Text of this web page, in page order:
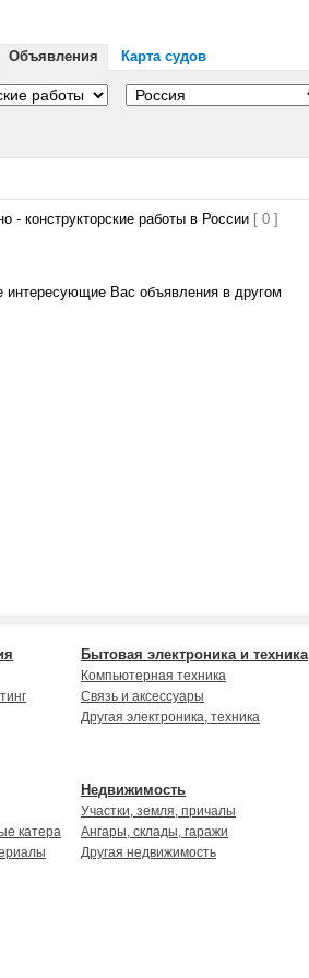
Объявления Карта судов
- конструкторские работы в России [ 0 ]
интересующие Вас объявления в другом
Бытовая электроника и техника
Компьютерная техника
Cвязь и аксессуары
Другая электроника, техника
Недвижимость
Участки, земля, причалы
Ангары, склады, гаражи
Другая недвижимость
катера